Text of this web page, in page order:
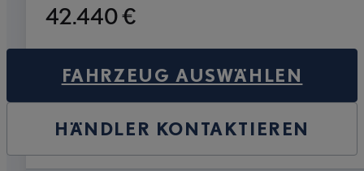
42.440 €
FAHRZEUG AUSWÄHLEN
HÄNDLER KONTAKTIEREN